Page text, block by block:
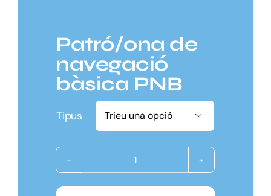
Patró/ona de
navegació
bàsica PNB
Tipus 
de